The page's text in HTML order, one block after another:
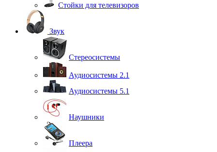
Стойки для телевизоров
Звук
Стереосистемы
Аудиосистемы 2.1
Аудиосистемы 5.1
Наушники
Плеера